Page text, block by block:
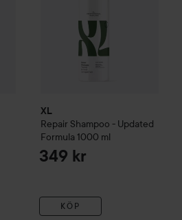
XL
Repair Shampoo - Updated
Formula 1000 ml
349 kr
KÖP